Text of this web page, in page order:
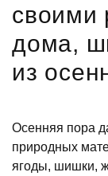
своими
дома,
из
Осенняя пора
природных
ягоды, шишки,